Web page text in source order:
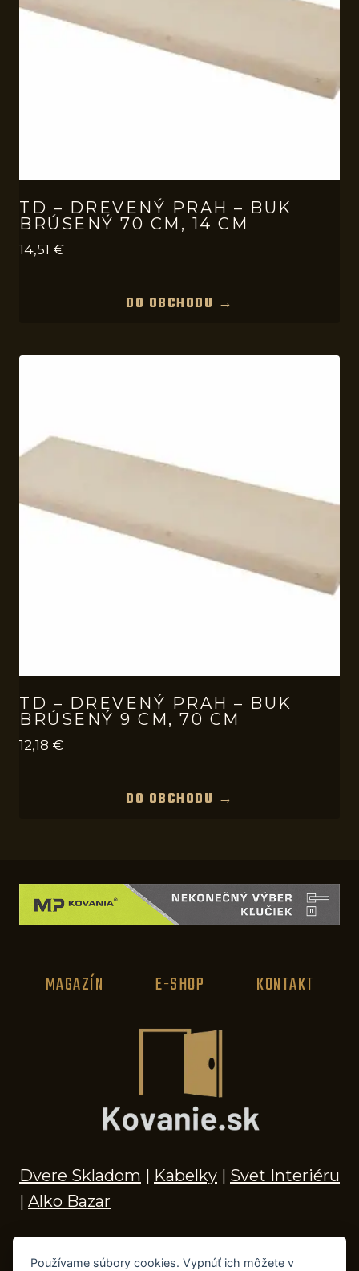
TD – DREVENÝ PRAH – BUK
BRÚSENÝ 70 CM, 14 CM
14,51 €
DO OBCHODU →
TD – DREVENÝ PRAH – BUK
BRÚSENÝ 9 CM, 70 CM
12,18 €
DO OBCHODU →
MAGAZÍN E-SHOP KONTAKT
Dvere Skladom | Kabelky | Svet Interiéru
| Alko Bazar
Používame súbory cookies. Vypnúť ich môžete v